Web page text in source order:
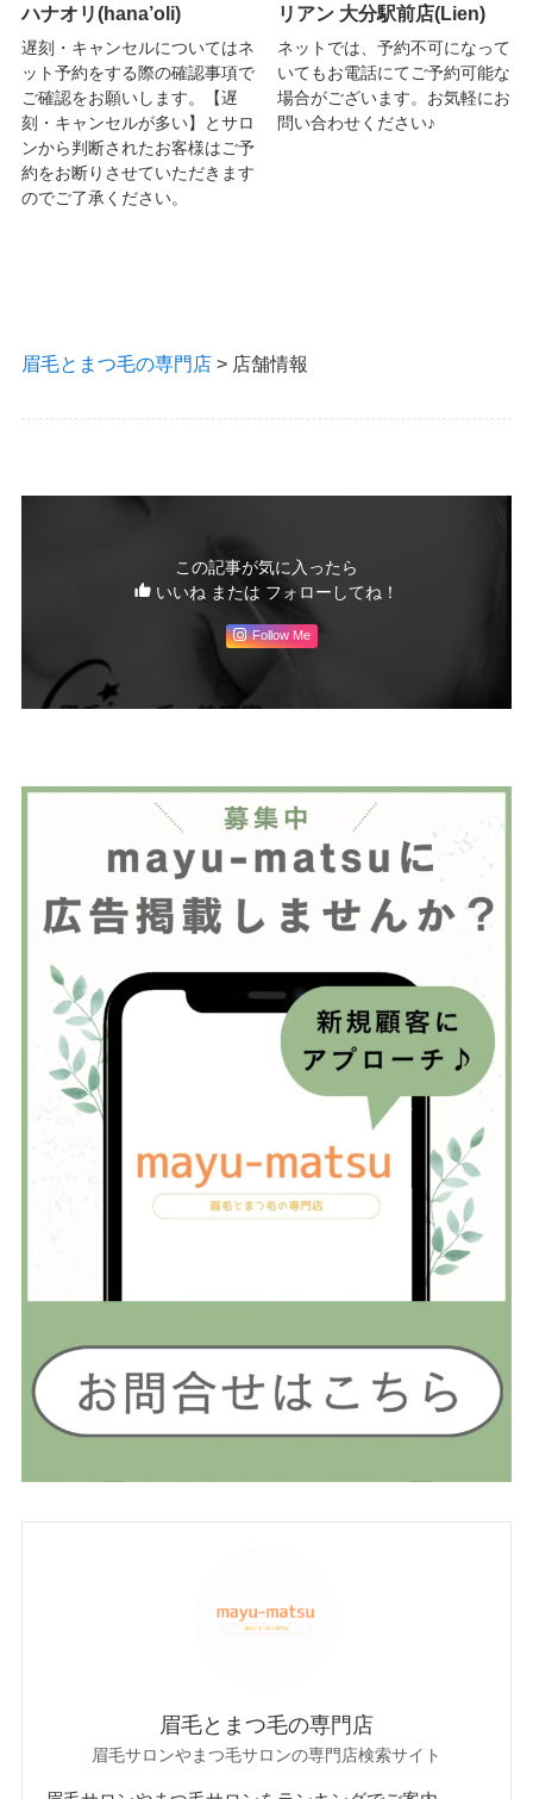
ハナオリ(hana’oli)
遅刻・キャンセルについてはネ
ット予約をする際の確認事項で
ご確認をお願いします。【遅
刻・キャンセルが多い】とサロ
ンから判断されたお客様はご予
約をお断りさせていただきます
のでご了承ください。
リアン 大分駅前店(Lien)
ネットでは、予約不可になって
いてもお電話にてご予約可能な
場合がございます。お気軽にお
問い合わせください♪
眉毛とまつ毛の専門店> 店舗情報
この記事が気に入ったら
いいね または フォローしてね！
Follow Me
眉毛とまつ毛の専門店
眉毛サロンやまつ毛サロンの専門店検索サイト